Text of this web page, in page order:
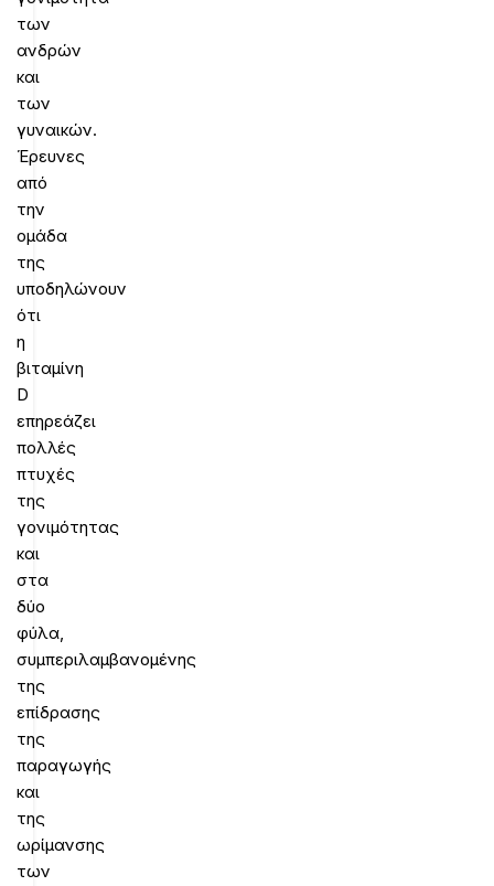
των
ανδρών
και
των
γυναικών.
Έρευνες
από
την
ομάδα
της
υποδηλώνουν
ότι
η
βιταμίνη
D
επηρεάζει
πολλές
πτυχές
της
γονιμότητας
και
στα
δύο
φύλα,
συμπεριλαμβανομένης
της
επίδρασης
της
παραγωγής
και
της
ωρίμανσης
των